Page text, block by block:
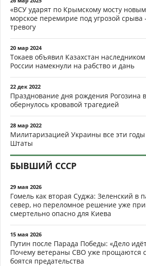
«ВСУ ударят по Крымскому мосту
морское перемирие под угрозой
тревогу
20 мар 2024
Токаев объявил Казахстан
России намекнули на рабство и дань
22 дек 2022
Празднование дня рождения Рогозина
обернулось кровавой трагедией
28 мар 2022
Милитаризацией Украины все эти
Штаты
БЫВШИЙ СССР
29 мая 2026
Гомель как вторая Суджа: Зеленский в
север, но переломное решение уже
смертельно опасно для Киева
15 мая 2026
Путин после Парада Победы: «Дело
Почему ветераны СВО уже прощаются
боятся предательства